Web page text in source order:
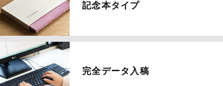
記念本タイプ
完全データ入稿